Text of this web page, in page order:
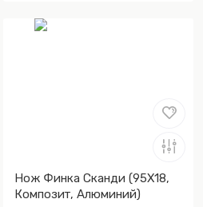
Нож Финка Сканди (95Х18,
Композит, Алюминий)